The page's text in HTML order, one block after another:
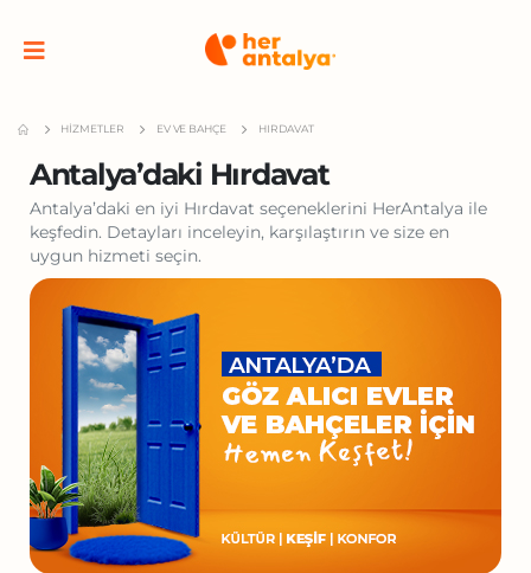
HIZMETLER EV VE BAHÇE HIRDAVAT
Antalya’daki Hırdavat
Antalya’daki en iyi Hırdavat seçeneklerini HerAntalya ile
keşfedin. Detayları inceleyin, karşılaştırın ve size en
uygun hizmeti seçin.